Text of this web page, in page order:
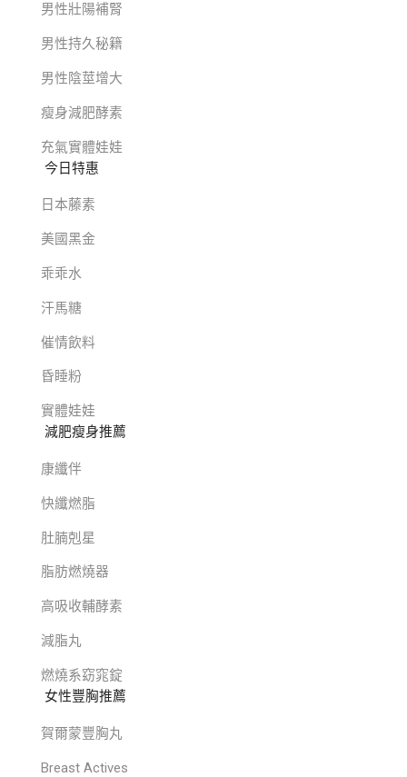
男性壯陽補腎
男性持久秘籍
男性陰莖增大
瘦身減肥酵素
充氣實體娃娃
今日特惠
日本藤素
美國黑金
乖乖水
汗馬糖
催情飲料
昏睡粉
實體娃娃
減肥瘦身推薦
康纖伴
快纖燃脂
肚腩剋星
脂肪燃燒器
高吸收輔酵素
減脂丸
燃燒系窈窕錠
女性豐胸推薦
賀爾蒙豐胸丸
Breast Actives